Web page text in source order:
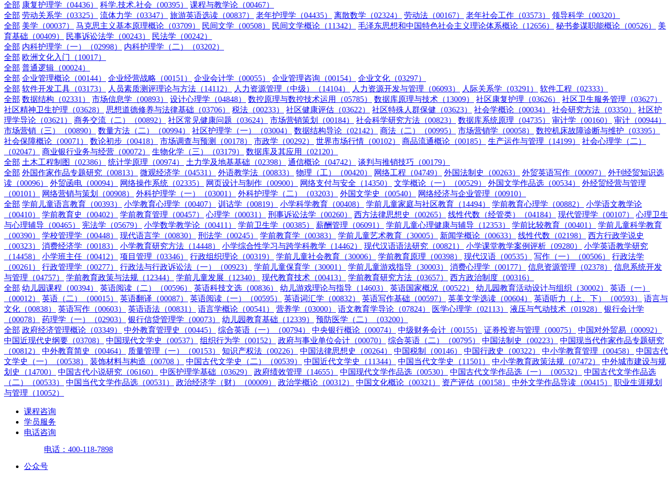
全部 康复护理学（04436） 科学.技术.社会（00395）
课程与教学论（00467）
全部 劳动关系学（03325） 流体力学（03347） 旅游英语选读（00837） 老年护理学（04435） 离散数学（02324） 劳动法（00167） 老年社会工作（03573）
领导科学（00320）
全部 美学（00037） 马克思主义基本原理概论（03709） 民间文学（00508） 民间文学概论（11342） 毛泽东思想和中国特色社会主义理论体系概论（12656） 秘书参谋职能概论（00526）
美
育基础（00409）
民事诉讼法学（00243）
民法学（00242）
全部 内科护理学（一）（02998）
内科护理学（二）（03202）
全部 欧洲文化入门（10017）
全部 普通逻辑（00024）
全部 企业管理概论（00144） 企业经营战略（00151） 企业会计学（00055） 企业管理咨询（00154）
企业文化（03297）
全部 软件开发工具（03173） 人员素质测评理论与方法（14112） 人力资源管理（中级）（14104） 人力资源开发与管理（06093） 人际关系学（03291）
软件工程（02333）
全部 数据结构（02331） 市场信息学（00893） 设计心理学（04848） 数控原理与数控技术运用（05785） 数据库原理与技术（13009） 社区康复护理（03626）
社区卫生服务管理（03627）
社区精神卫生护理（03628）
思想道德修养与法律基础（03706） 税法（00233） 社区健康评估（03622） 社区特殊人群保健（03623） 社会学概论（00034） 社会研究方法（03350）
社区护
理学导论（03621）
商务交流（二）（00892） 社区常见健康问题（03624） 市场营销策划（00184） 社会科学研究方法（00823） 数据库系统原理（04735） 审计学（00160）
审计（00944）
市场营销（三）（00890）
数量方法（二）（00994） 社区护理学（一）（03004） 数据结构导论（02142） 商法（二）（00995） 市场营销学（00058）
数控机床故障诊断与维护（03395）
社会保障概论（00071）
数论初步（00418） 市场调查与预测（00178） 市政学（00292） 世界市场行情（00102） 商品流通概论（00185） 生产运作与管理（14199）
社会心理学（二）
（02047）
商业银行业务与经营（00072） 生物化学（三）（03179）
数据库及其应用（02120）
全部 土木工程制图（02386） 统计学原理（00974） 土力学及地基基础（02398） 通信概论（04742）
谈判与推销技巧（00179）
全部 外国作家作品专题研究（00813） 微观经济学（04531） 外语教学法（00833） 物理（工）（00420） 网络工程（04749） 外国法制史（00263） 外贸英语写作（00097）
外刊经贸知识选
读（00096）
外贸函电（00094） 网络操作系统（02335） 网页设计与制作（00900） 网络支付与安全（14350） 文学概论（一）（00529） 外国文学作品选（00534）
外经贸经营与管理
（00101）
网络营销与策划（00908） 外科护理学（一）（03001） 外科护理学（二）（03203） 外国文学史（00540）
网络经济与企业管理（00910）
全部 学前儿童语言教育（00393） 小学教育心理学（00407） 训诂学（00819） 小学科学教育（00408） 学前儿童家庭与社区教育（14494） 学前教育心理学（00882）
小学语文教学论
（00410）
学前教育史（00402） 学前教育管理（00457） 心理学（00031） 刑事诉讼法学（00260） 西方法律思想史（00265） 线性代数（经管类）（04184） 现代管理学（00107）
心理卫生
与心理辅导（00465）
宪法学（05679） 小学数学教学论（00411） 学前卫生学（00385） 薪酬管理（06091） 学前儿童心理健康与辅导（12353） 学前比较教育（00401）
学前儿童科学教育
（00390）
学校管理学（00448） 现代语言学（00830） 刑法学（00245） 学前教育学（00383） 学前儿童艺术教育（30005） 新闻学概论（00633） 线性代数（02198）
西方行政学说史
（00323）
消费经济学（00183） 小学教育研究方法（14448） 小学综合性学习与跨学科教学（14462） 现代汉语语法研究（00821） 小学课堂教学案例评析（09280）
小学英语教学研究
（14458）
小学班主任（00412） 项目管理（03346） 行政组织理论（00319） 学前儿童社会教育（30006） 学前教育原理（00398） 现代汉语（00535） 写作（一）（00506）
行政法学
（00261）
行政管理学（00277） 行政法与行政诉讼法（一）（00923） 学前儿童保育学（30001） 学前儿童游戏指导（30003） 消费心理学（00177） 信息资源管理（02378）
信息系统开发
与管理（04757）
学前教育政策与法规（12344） 学前儿童发展（12340） 现代教育技术（00413） 学前教育研究方法（03657）
西方政治制度（00316）
全部 幼儿园课程（00394） 英语阅读（二）（00596） 英语科技文选（00836） 幼儿游戏理论与指导（14603） 英语国家概况（00522） 幼儿园教育活动设计与组织（30002）
英语（一）
（00012）
英语（二）（00015） 英语翻译（00087） 英语阅读（一）（00595） 英语词汇学（00832） 英语写作基础（00597） 英美文学选读（00604） 英语听力（上、下）（00593）
语言与
文化（00838）
英语写作（00603） 英语语法（00831） 语言学概论（00541） 营养学（03000） 语文教育学导论（07824） 医学心理学（02113） 液压与气动技术（01928）
银行会计学
（00078）
药理学（一）（02903） 银行信贷管理学（00073） 幼儿园教育基础（12339）
预防医学（二）（03200）
全部 政府经济管理概论（03349） 中外教育管理史（00445） 综合英语（一）（00794） 中央银行概论（00074） 中级财务会计（00155） 证券投资与管理（00075）
中国对外贸易（00092）
中国近现代史纲要（03708）
中国现代文学史（00537） 组织行为学（00152） 政府与事业单位会计（00070） 综合英语（二）（00795） 中国法制史（00223）
中国现当代作家作品专题研究
（00812）
中外教育简史（00464） 质量管理（一）（00153） 知识产权法（00226） 中国法律思想史（00264） 中国税制（00146） 中国行政史（00322） 中小学教育管理（00458）
中国古代
文学史（一）（00538）
装饰材料与构造（00708 ） 中国古代文学史（二）（00539） 中国近代文学史（11344） 中国当代文学史（11501） 中小学教育政策法规（07472）
中外城市建设与规
划史（14700）
中国古代小说研究（06160） 中医护理学基础（03629） 政府绩效管理（14655） 中国现代文学作品选（00530） 中国古代文学作品选（一）（00532）
中国古代文学作品选
（二）（00533）
中国当代文学作品选（00531） 政治经济学（财）（00009） 政治学概论（00312） 中国文化概论（00321） 资产评估（00158） 中外文学作品导读（00415）
职业生涯规划
与管理（10052）
课程咨询
学员服务
电话咨询
电话：400-118-7898
公众号